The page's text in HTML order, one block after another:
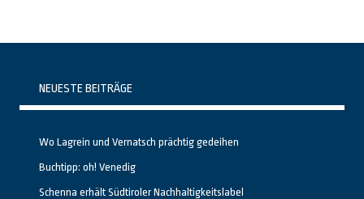
NEUESTE BEITRÄGE
Wo Lagrein und Vernatsch prächtig gedeihen
Buchtipp: oh! Venedig
Schenna erhält Südtiroler Nachhaltigkeitslabel